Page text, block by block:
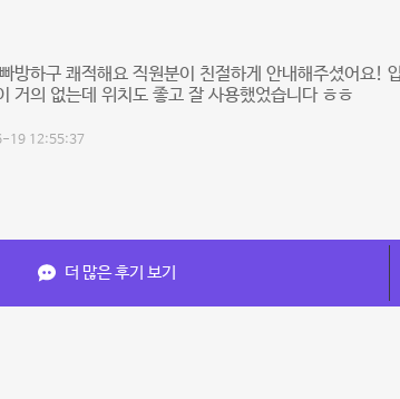
방하구 쾌적해요 직원분이 친절하게 안내해주셨어요!
거의 없는데 위치도 좋고 잘 사용했었습니다 ㅎㅎ
19 12:55:37
더 많은 후기 보기